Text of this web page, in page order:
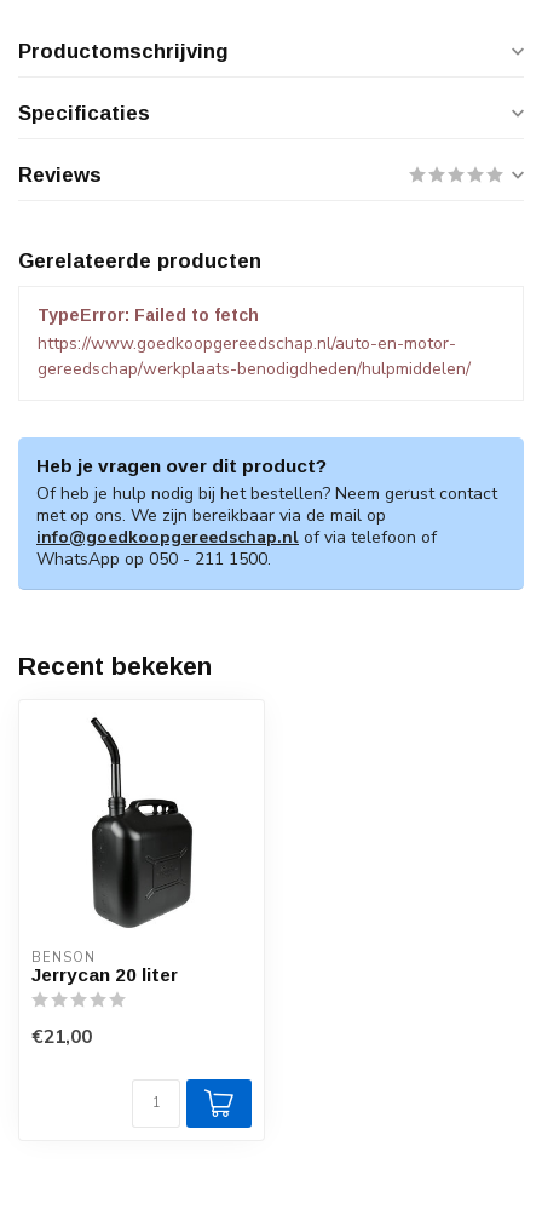
Productomschrijving
Specificaties
Reviews
Gerelateerde producten
TypeError: Failed to fetch
https://www.goedkoopgereedschap.nl/auto-en-motor-
gereedschap/werkplaats-benodigdheden/hulpmiddelen/
Heb je vragen over dit product?
Of heb je hulp nodig bij het bestellen? Neem gerust contact
met op ons. We zijn bereikbaar via de mail op
info@goedkoopgereedschap.nl of via telefoon of
WhatsApp op 050 - 211 1500.
Recent bekeken
BENSON
Jerrycan 20 liter
€21,00